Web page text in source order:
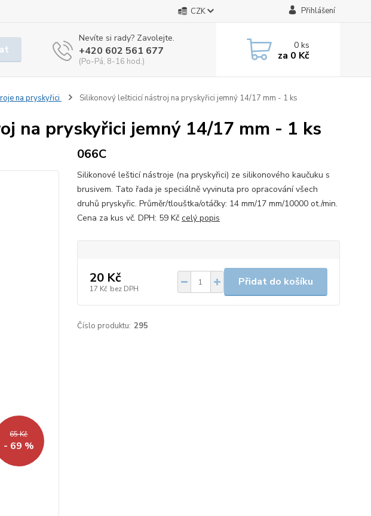
CZK Přihlášení
Nevíte si rady? Zavolejte.
+420 602 561 677
(Po-Pá, 8-16 hod.)
0ks
za 0 Kč
na pryskyřici Silikonový lešticicí nástroj na pryskyřici jemný 14/17 mm - 1 ks
na pryskyřici jemný 14/17 mm - 1 ks
65 Kč
- 69 %
066C
Silikonové lešticí nástroje (na pryskyřici) ze silikonového kaučuku s
brusivem. Tato řada je speciálně vyvinuta pro opracování všech
druhů pryskyřic. Průměr/tlouštka/otáčky: 14 mm/17 mm/10000 ot./min.
Cena za kus vč. DPH: 59 Kč celý popis
20 Kč
17 Kč bez DPH
Přidat do košíku
Číslo produktu: 295